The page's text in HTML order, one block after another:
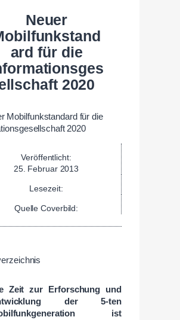
Neuer
ard für die
2020
Veröffentlicht:
25. Februar 2013
Lesezeit:
Quelle Coverbild:
Zeit zur Erforschung und
der 5-ten
ist